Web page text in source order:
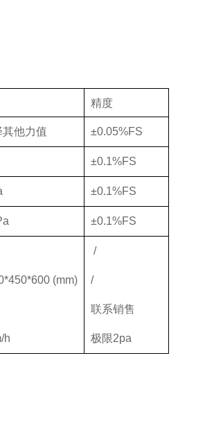
精度
其他力值 ±0.05%FS
±0.1%FS
±0.1%FS
±0.1%FS
/
(mm) /
联系销售
h 极限2pa